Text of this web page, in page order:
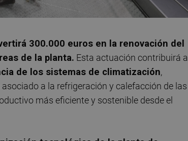
300.000 euros en la renovación del
de la planta. Esta actuación contribuirá a
de los sistemas de climatización,
a la refrigeración y calefacción de las
más eficiente y sostenible desde el